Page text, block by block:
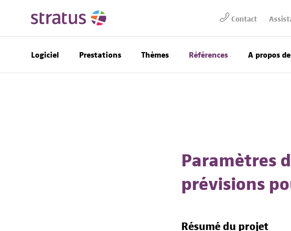
Contact
Logiciel Prestations Thèmes Références A propos
Paramètres
prévisions
Résumé du projet